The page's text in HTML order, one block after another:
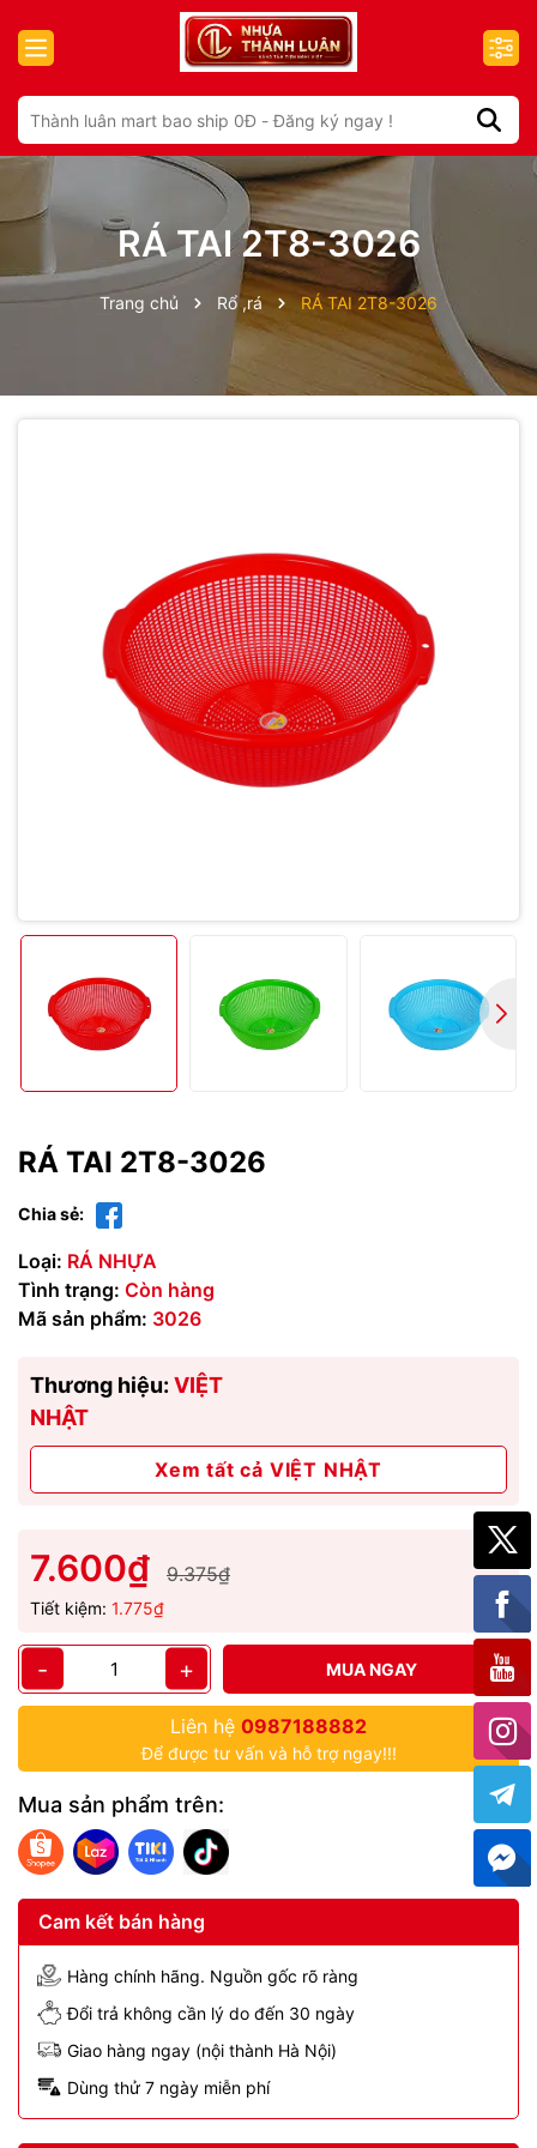
RÁ TAI 2T8-3026
Trang chủ Rổ ,rá RÁ TAI 2T8-3026
RÁ TAI 2T8-3026
Chia sẻ:
Loại: RÁ NHỰA
Tình trạng: Còn hàng
Mã sản phẩm: 3026
Thương hiệu: VIỆT
NHẬT
Xem tất cả VIỆT NHẬT
7.600₫ 9.375₫
Tiết kiệm: 1.775₫
- + MUA NGAY
Liên hệ 0987188882
Để được tư vấn và hỗ trợ ngay!!!
Mua sản phẩm trên:
Cam kết bán hàng
Hàng chính hãng. Nguồn gốc rõ ràng
Đổi trả không cần lý do đến 30 ngày
Giao hàng ngay (nội thành Hà Nội)
Dùng thử 7 ngày miễn phí